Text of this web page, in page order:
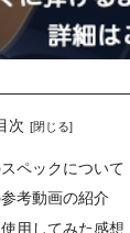
次
ペックについて
考動画の紹介
用してみた感想